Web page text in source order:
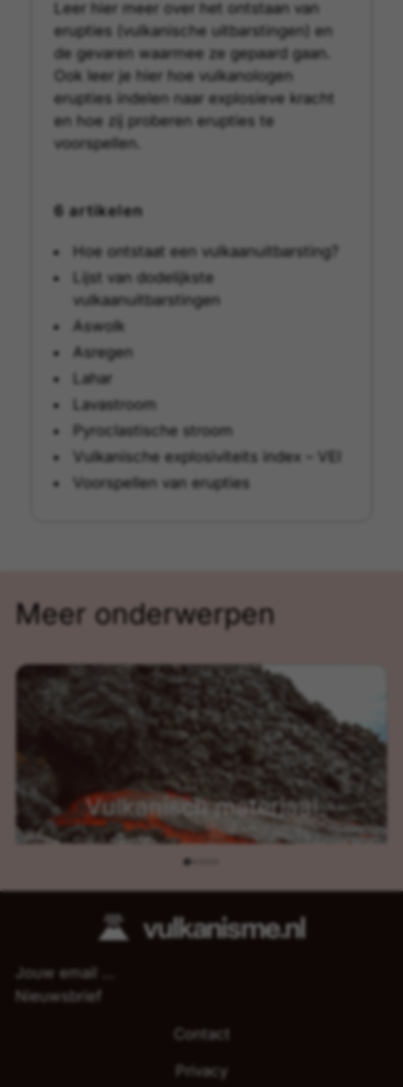
Leer hier meer over het ontstaan van
erupties (vulkanische uitbarstingen) en
de gevaren waarmee ze gepaard gaan.
Ook leer je hier hoe vulkanologen
erupties indelen naar explosieve kracht
en hoe zij proberen erupties te
voorspellen.
6 artikelen
Hoe ontstaat een vulkaanuitbarsting?
Lijst van dodelijkste
vulkaanuitbarstingen
Aswolk
Asregen
Lahar
Lavastroom
Pyroclastische stroom
Vulkanische explosiviteits index – VEI
Voorspellen van erupties
Meer onderwerpen
Vulkanisch materiaal
Nieuwsbrief
Contact
Privacy